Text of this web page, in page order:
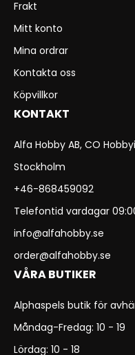
Frakt
Mitt konto
Mina ordrar
Kontakta oss
Köpvillkor
KONTAKT
Alfa Hobby AB, CO
Stockholm
+46-868459092
Telefontid vardagar
info@alfahobby.se
order@alfahobby.se
VÅRA BUTIKER
Alphaspels butik för
Måndag-Fredag: 10 - 19
Lördag: 10 - 18